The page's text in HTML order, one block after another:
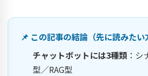
📌 この記事の結論（先に読みたい
チャットボットには3種類 ：シ
型／RAG型